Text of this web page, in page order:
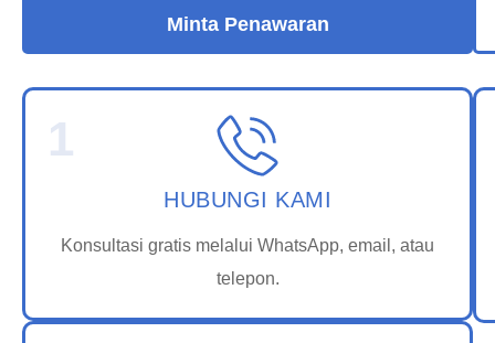
Minta Penawaran
HUBUNGI KAMI
Konsultasi gratis melalui WhatsApp, email, atau
telepon.
1